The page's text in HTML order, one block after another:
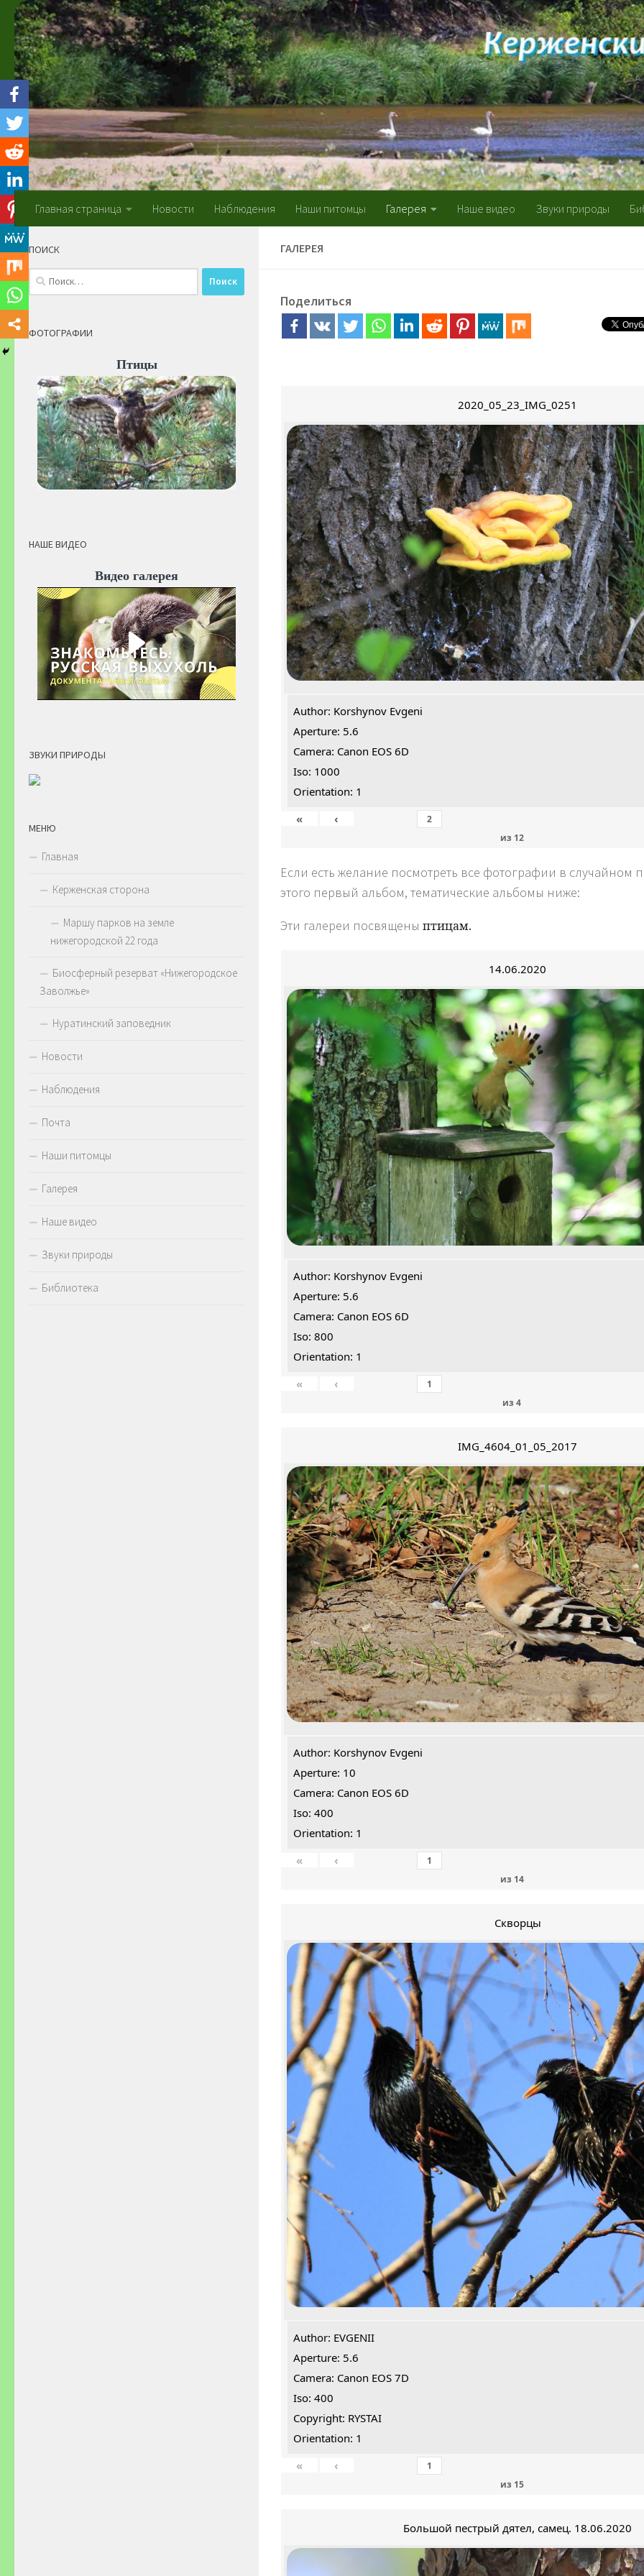
Skip to content
Главная страница Новости Наблюдения Наши питомцы Галерея Наше видео Звуки природы
ГАЛЕРЕЯ
Поделиться
2020_05_23_IMG_0251
Author: Korshynov Evgeni
Aperture: 5.6
Camera: Canon EOS 6D
Iso: 1000
Orientation: 1
«
‹
из 12
Если есть желание посмотреть все фотографии в случайном
этого первый альбом, тематические альбомы ниже:
Эти галереи посвящены птицам.
14.06.2020
Author: Korshynov Evgeni
Aperture: 5.6
Camera: Canon EOS 6D
Iso: 800
Orientation: 1
«
‹
из 4
IMG_4604_01_05_2017
Author: Korshynov Evgeni
Aperture: 10
Camera: Canon EOS 6D
Iso: 400
Orientation: 1
«
‹
из 14
Скворцы
Author: EVGENII
Aperture: 5.6
Camera: Canon EOS 7D
Iso: 400
Copyright: RYSTAI
Orientation: 1
«
‹
из 15
Большой пестрый дятел, самец. 18.06.2020
ПОИСК
Найти:
ФОТОГРАФИИ
Птицы
НАШЕ ВИДЕО
Видео галерея
ЗВУКИ ПРИРОДЫ
МЕНЮ
Главная
Керженская сторона
Маршу парков на земле
нижегородской 22 года
Биосферный резерват «Нижегородское
Заволжье»
Нуратинский заповедник
Новости
Наблюдения
Почта
Наши питомцы
Галерея
Наше видео
Звуки природы
Библиотека